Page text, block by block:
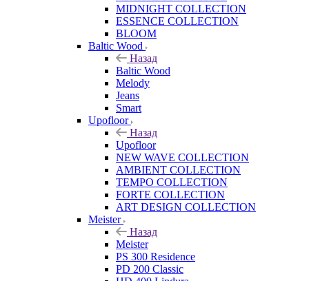
MIDNIGHT COLLECTION
ESSENCE COLLECTION
BLOOM
Baltic Wood
Назад
Baltic Wood
Melody
Jeans
Smart
Upofloor
Назад
Upofloor
NEW WAVE COLLECTION
AMBIENT COLLECTION
TEMPO COLLECTION
FORTE COLLECTION
ART DESIGN COLLECTION
Meister
Назад
Meister
PS 300 Residence
PD 200 Classic